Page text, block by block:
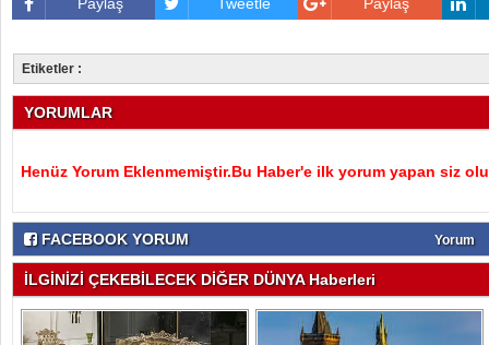
Etiketler :
YORUMLAR
Henüz Yorum Eklenmemiştir.Bu Haber'e ilk yorum yapan siz
FACEBOOK YORUM Yorum
İLGİNİZİ ÇEKEBİLECEK DİĞER DÜNYA Haberleri